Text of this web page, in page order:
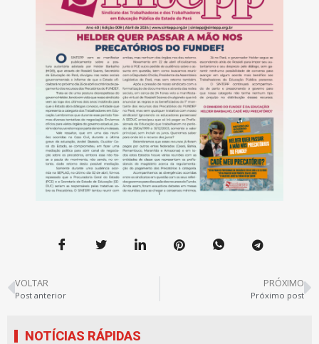
VOLTAR
Post anterior
PRÓXIMO
Próximo post
NOTÍCIAS RÁPIDAS